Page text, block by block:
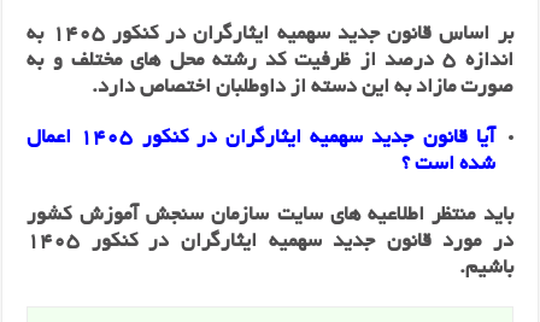
بر اساس قانون جدید سهمیه ایثارگران در کنکور 1405 به
اندازه 5 درصد از ظرفیت کد رشته‌ محل های مختلف و به
صورت مازاد به این دسته از داوطلبان اختصاص دارد.
آیا قانون جدید سهمیه ایثارگران در کنکور 1405 اعمال
شده‌ است ؟
باید منتظر اطلاعیه های سایت سازمان سنجش آموزش کشور
در مورد قانون جدید سهمیه ایثارگران در کنکور 1405
باشیم.